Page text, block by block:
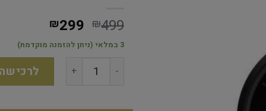
₪499
₪299
3 במלאי (ניתן להזמנה מוקדמת)